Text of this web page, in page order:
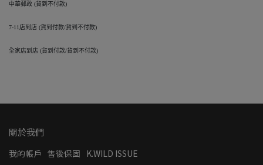
中華郵政 (貨到不付款)
7-11店到店 (貨到付款/貨到不付款)
全家店到店 (貨到付款/貨到不付款)
關於我們
我的帳戶 售後保固 K.WILD ISSUE